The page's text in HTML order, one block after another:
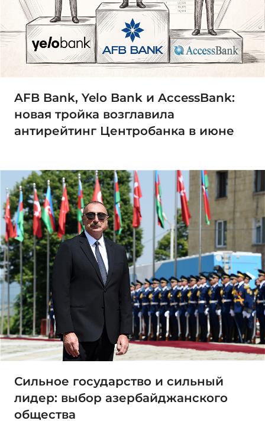
AFB Bank, Yelo Bank и AccessBank:
новая тройка возглавила
антирейтинг Центробанка в июне
Сильное государство и сильный
лидер: выбор азербайджанского
общества